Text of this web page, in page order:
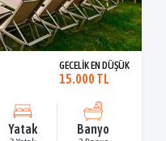
GECELİK EN DÜŞÜK
15.000 TL
Yatak Banyo